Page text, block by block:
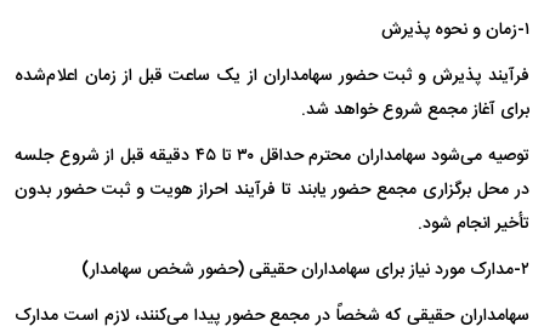
۱-زمان و نحوه پذیرش
فرآیند پذیرش و ثبت حضور سهامداران از یک ساعت قبل از زمان اعلام‌شده
برای آغاز مجمع شروع خواهد شد.
توصیه می‌شود سهامداران محترم حداقل ۳۰ تا ۴۵ دقیقه قبل از شروع جلسه
در محل برگزاری مجمع حضور یابند تا فرآیند احراز هویت و ثبت حضور بدون
تأخیر انجام شود.
۲-مدارک مورد نیاز برای سهامداران حقیقی (حضور شخص سهامدار)
سهامداران حقیقی که شخصاً در مجمع حضور پیدا می‌کنند، لازم است مدارک